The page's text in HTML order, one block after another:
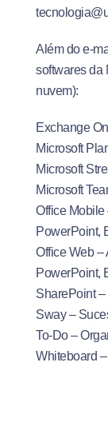
Além do e-
softwares da
nuvem):
Exchange
Microsoft
Microsoft
Microsoft
Office Mobile
PowerPoint,
Office Web –
PowerPoint,
SharePoint –
Sway –
To-Do –
Whiteboard